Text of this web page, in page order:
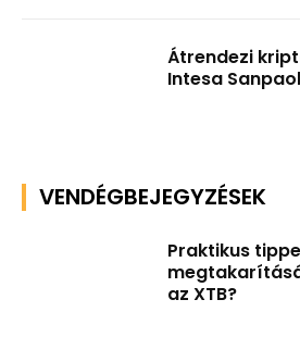
Átrendezi
Intesa
VENDÉGBEJEGYZÉSEK
Praktikus
az XTB?